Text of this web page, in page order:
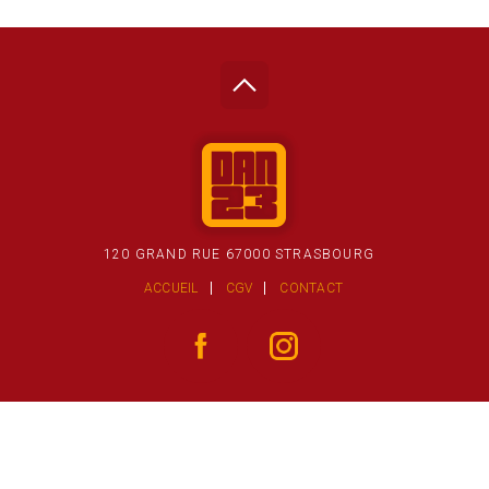
120 GRAND RUE 67000 STRASBOURG
ACCUEIL CGV CONTACT